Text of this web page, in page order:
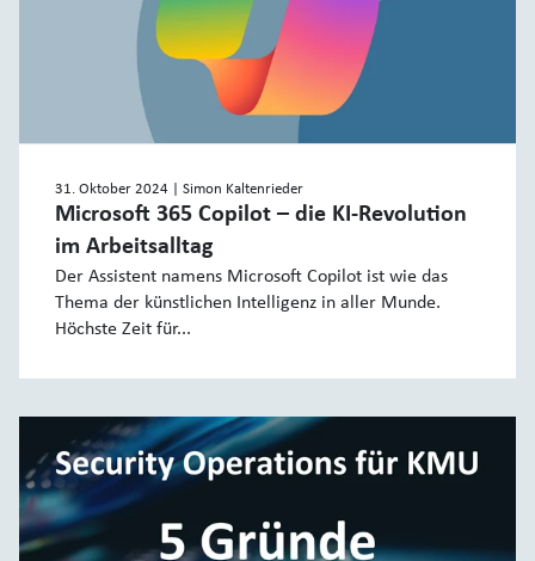
31. Oktober 2024 | Simon Kaltenrieder
Microsoft 365 Copilot – die KI-Revolution
im Arbeitsalltag
Der Assistent namens Microsoft Copilot ist wie das
Thema der künstlichen Intelligenz in aller Munde.
Höchste Zeit für...